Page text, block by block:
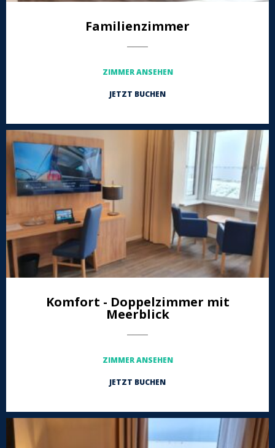
Familienzimmer
-----------------
ZIMMER ANSEHEN
JETZT BUCHEN
Komfort - Doppelzimmer mit
Meerblick
-----------------
ZIMMER ANSEHEN
JETZT BUCHEN